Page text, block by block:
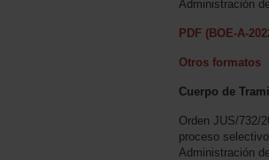
Administración
PDF (BOE-A-
Otros formatos
Cuerpo de
Orden JUS/732/
proceso
Administración